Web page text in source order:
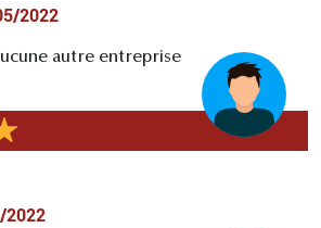
2022
autre entreprise
2022